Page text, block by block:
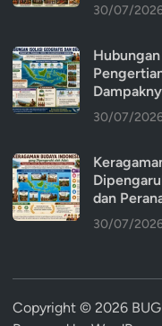
30/07/
30/07/
dan
30/07/
Copyright © 2026